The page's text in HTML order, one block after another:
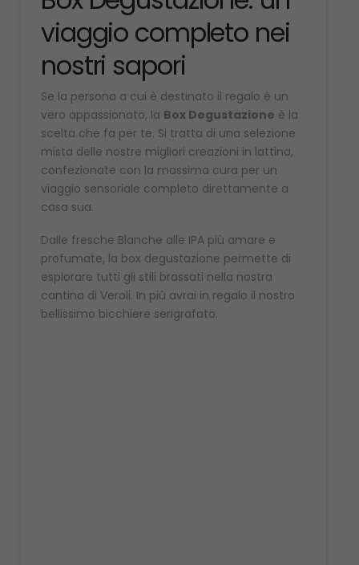
viaggio completo nei
nostri sapori
Se la persona a cui è destinato il regalo è un
vero appassionato, la Box Degustazione è la
scelta che fa per te. Si tratta di una selezione
mista delle nostre migliori creazioni in lattina,
confezionate con la massima cura per un
viaggio sensoriale completo direttamente a
casa sua.
Dalle fresche Blanche alle IPA più amare e
profumate, la box degustazione permette di
esplorare tutti gli stili brassati nella nostra
cantina di Veroli. In più avrai in regalo il nostro
bellissimo bicchiere serigrafato.